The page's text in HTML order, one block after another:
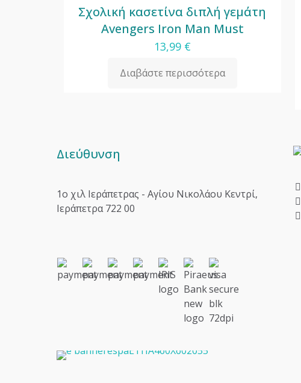
Σχολική κασετίνα διπλή γεμάτη
Avengers Iron Man Must
13,99 €
Διαβάστε περισσότερα
Διεύθυνση
1o χιλ Ιεράπετρας - Αγίου Νικολάου Κεντρί,
Ιεράπετρα 722 00